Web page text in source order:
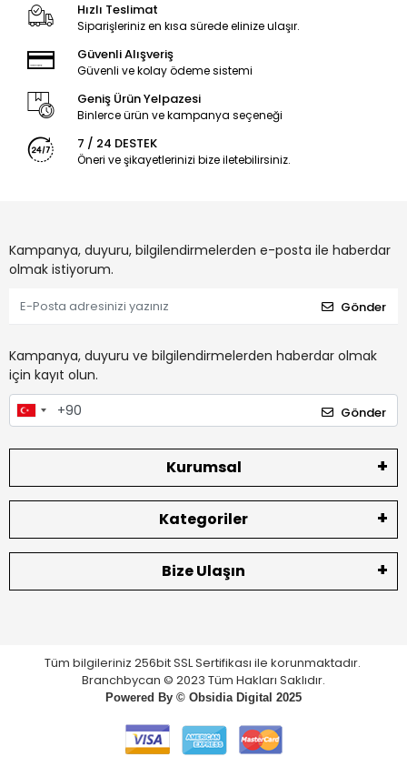
Hızlı Teslimat
Siparişleriniz en kısa sürede elinize ulaşır.
Güvenli Alışveriş
Güvenli ve kolay ödeme sistemi
Geniş Ürün Yelpazesi
Binlerce ürün ve kampanya seçeneği
7 / 24 DESTEK
Öneri ve şikayetlerinizi bize iletebilirsiniz.
Kampanya, duyuru, bilgilendirmelerden e-posta ile haberdar
olmak istiyorum.
Gönder
Kampanya, duyuru ve bilgilendirmelerden haberdar olmak
için kayıt olun.
Gönder
Kurumsal
Kategoriler
Bize Ulaşın
Tüm bilgileriniz 256bit SSL Sertifikası ile korunmaktadır.
Branchbycan © 2023 Tüm Hakları Saklıdır.
Powered By © Obsidia Digital 2025